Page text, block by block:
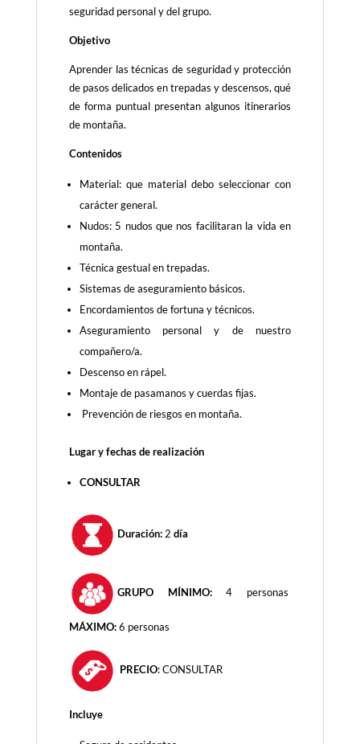
seguridad personal y del grupo.
Objetivo
Aprender las técnicas de seguridad y protección
de pasos delicados en trepadas y descensos, qué
de forma puntual presentan algunos itinerarios
de montaña.
Contenidos
Material: que material debo seleccionar con
carácter general.
Nudos: 5 nudos que nos facilitaran la vida en
montaña.
Técnica gestual en trepadas.
Sistemas de aseguramiento básicos.
Encordamientos de fortuna y técnicos.
Aseguramiento personal y de nuestro
compañero/a.
Descenso en rápel.
Montaje de pasamanos y cuerdas fijas.
Prevención de riesgos en montaña.
Lugar y fechas de realización
CONSULTAR
Duración:2 día
GRUPO MÍNIMO:4 personas
MÁXIMO:6 personas
PRECIO: CONSULTAR
Incluye